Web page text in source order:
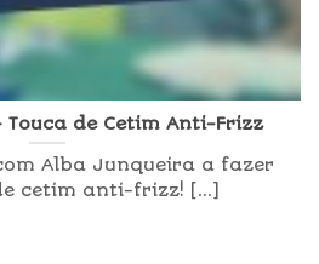
de Cetim Anti-Frizz
Alba Junqueira a fazer
cetim anti-frizz! [...]